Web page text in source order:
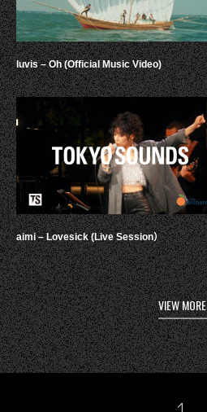
luvis – Oh (Official Music Video)
aimi – Lovesick (Live Session）
VIEW MORE